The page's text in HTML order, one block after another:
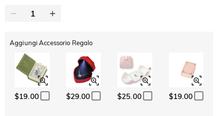
Aggiungi Accessorio Regalo
$19.00 $29.00 $25.00 $19.00